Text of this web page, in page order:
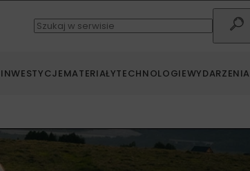
INWESTYCJEMATERIAŁYTECHNOLOGIEWYDARZENIA